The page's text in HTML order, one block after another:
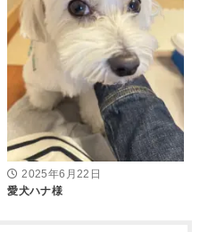
2025年6月22日
愛犬ハナ様